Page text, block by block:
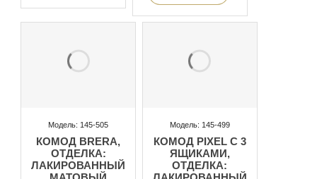
Модель: 145-505
КОМОД BRERA,
ОТДЕЛКА:
ЛАКИРОВАННЫЙ
Модель: 145-499
КОМОД PIXEL С 3
ЯЩИКАМИ,
ОТДЕЛКА: